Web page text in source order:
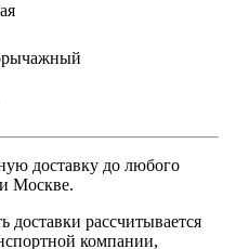
доставку до любого
Москве.
доставки рассчитывается
компании,